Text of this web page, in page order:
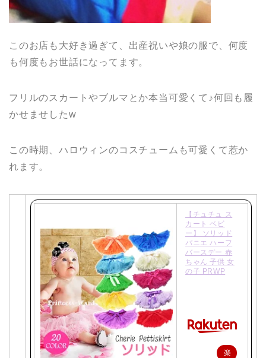
このお店も大好き過ぎて、出産祝いや娘の服で、何度
も何度もお世話になってます。
フリルのスカートやブルマとか本当可愛くて♪何回も履
かせませしたw
この時期、ハロウィンのコスチュームも可愛くて惹か
れます。
【チュチュ ス
カート ベビ
ー】 ソリッド
パニエ ハーフ
バースデー 赤
ちゃん 子供 女
の子 PRWP
楽